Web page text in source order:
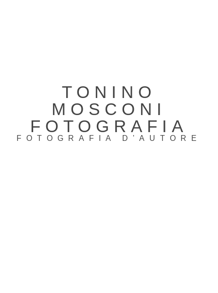
TONINO
MOSCONI
FOTOGRAFIA
FOTOGRAFIA D'AUTORE